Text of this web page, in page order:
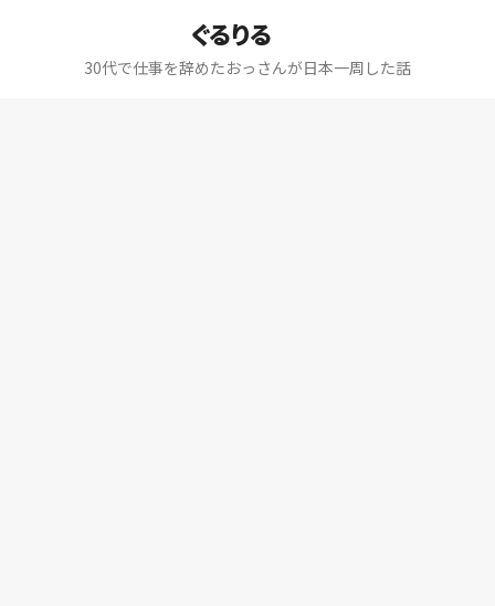
ぐるりる
30代で仕事を辞めたおっさんが日本一周した話